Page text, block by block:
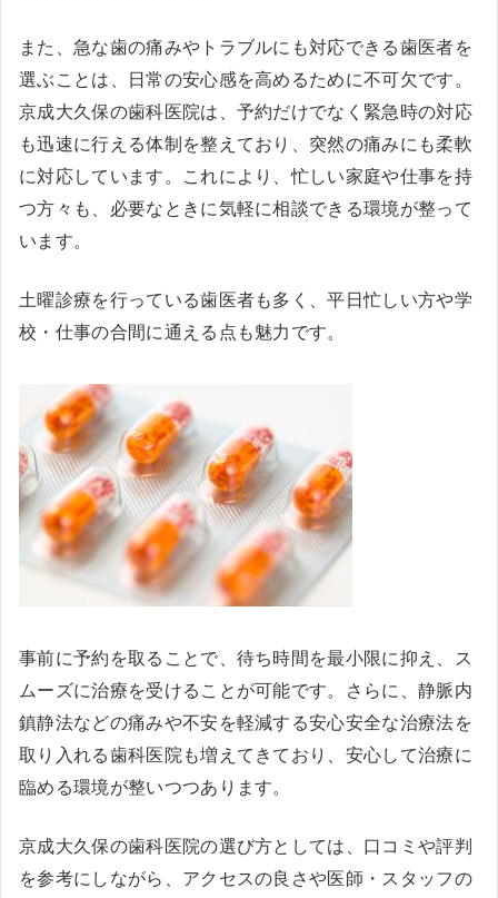
また、急な歯の痛みやトラブルにも対応できる歯医者を
選ぶことは、日常の安心感を高めるために不可欠です。
京成大久保の歯科医院は、予約だけでなく緊急時の対応
も迅速に行える体制を整えており、突然の痛みにも柔軟
に対応しています。これにより、忙しい家庭や仕事を持
つ方々も、必要なときに気軽に相談できる環境が整って
います。
土曜診療を行っている歯医者も多く、平日忙しい方や学
校・仕事の合間に通える点も魅力です。
事前に予約を取ることで、待ち時間を最小限に抑え、ス
ムーズに治療を受けることが可能です。さらに、静脈内
鎮静法などの痛みや不安を軽減する安心安全な治療法を
取り入れる歯科医院も増えてきており、安心して治療に
臨める環境が整いつつあります。
京成大久保の歯科医院の選び方としては、口コミや評判
を参考にしながら、アクセスの良さや医師・スタッフの